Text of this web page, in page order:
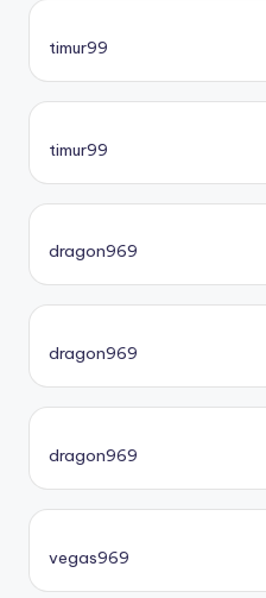
timur99
timur99
dragon969
dragon969
dragon969
vegas969